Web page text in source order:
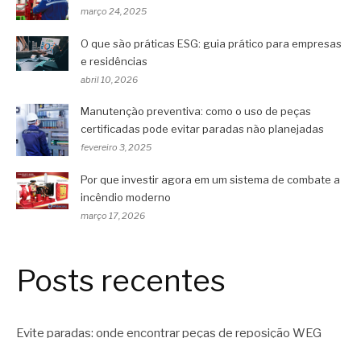
março 24, 2025
O que são práticas ESG: guia prático para empresas
e residências
abril 10, 2026
Manutenção preventiva: como o uso de peças
certificadas pode evitar paradas não planejadas
fevereiro 3, 2025
Por que investir agora em um sistema de combate a
incêndio moderno
março 17, 2026
Posts recentes
Evite paradas: onde encontrar peças de reposição WEG